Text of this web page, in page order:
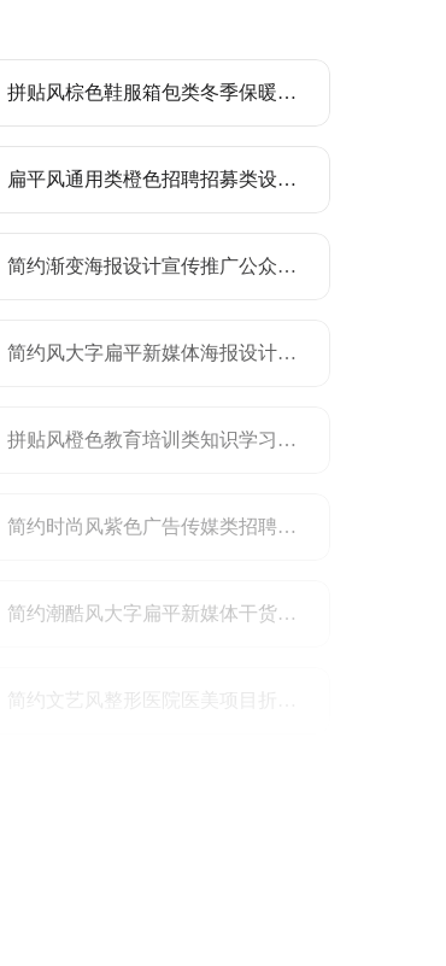
拼贴风棕色鞋服箱包类冬季保暖羽绒服营销带货方形海报
扁平风通用类橙色招聘招募类设计岗位手机全屏海报
简约渐变海报设计宣传推广公众号二维码
简约风大字扁平新媒体海报设计干货分享小红书封面
拼贴风橙色教育培训类知识学习讲座通知宣传全屏手机海报
简约时尚风紫色广告传媒类招聘招募类设计岗位手机全屏海报
简约潮酷风大字扁平新媒体干货分享小红书封面